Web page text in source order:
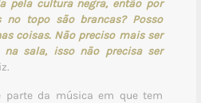
pela cultura negra, então por
no topo são brancas? Posso
coisas. Não preciso mais ser
na sala, isso não precisa ser
parte da música em que tem